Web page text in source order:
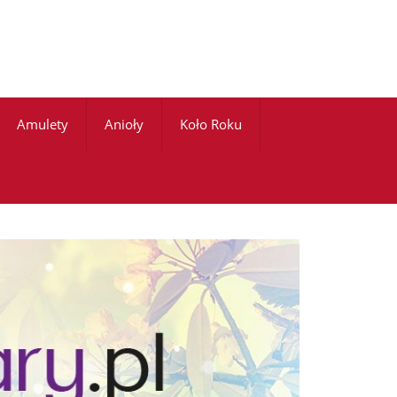
Amulety Anioły Koło Roku